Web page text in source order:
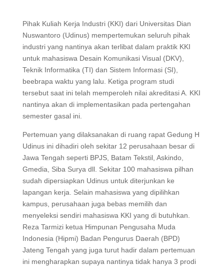
Pihak Kuliah Kerja Industri (KKI) dari Universitas Dian
Nuswantoro (Udinus) mempertemukan seluruh pihak
industri yang nantinya akan terlibat dalam praktik KKI
untuk mahasiswa Desain Komunikasi Visual (DKV),
Teknik Informatika (TI) dan Sistem Informasi (SI),
beebrapa waktu yang lalu. Ketiga program studi
tersebut saat ini telah memperoleh nilai akreditasi A. KKI
nantinya akan di implementasikan pada pertengahan
semester gasal ini.
Pertemuan yang dilaksanakan di ruang rapat Gedung H
Udinus ini dihadiri oleh sekitar 12 perusahaan besar di
Jawa Tengah seperti BPJS, Batam Tekstil, Askindo,
Gmedia, Siba Surya dll. Sekitar 100 mahasiswa pilhan
sudah dipersiapkan Udinus untuk diterjunkan ke
lapangan kerja. Selain mahasiswa yang dipilihkan
kampus, perusahaan juga bebas memilih dan
menyeleksi sendiri mahasiswa KKI yang di butuhkan.
Reza Tarmizi ketua Himpunan Pengusaha Muda
Indonesia (Hipmi) Badan Pengurus Daerah (BPD)
Jateng Tengah yang juga turut hadir dalam pertemuan
ini mengharapkan supaya nantinya tidak hanya 3 prodi